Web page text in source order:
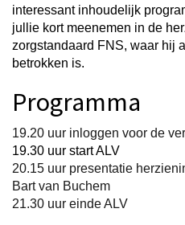
interessant inhoudelijk
jullie kort meenemen in de
zorgstandaard FNS, waar hij
betrokken is.
Programma
19.20 uur inloggen voor de
19.30 uur start ALV
20.15 uur presentatie
Bart van Buchem
21.30 uur einde ALV